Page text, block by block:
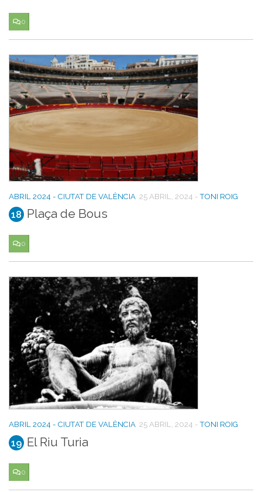
0
-TONI ROIG
ABRIL 2024 - CIUTAT DE VALÈNCIA 25 ABRIL, 2024
18 Plaça de Bous
0
-TONI ROIG
ABRIL 2024 - CIUTAT DE VALÈNCIA 25 ABRIL, 2024
19 El Riu Turia
0